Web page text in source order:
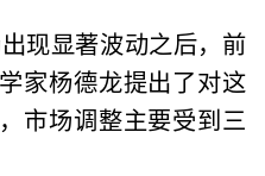
现显著波动之后，前
家杨德龙提出了对这
市场调整主要受到三